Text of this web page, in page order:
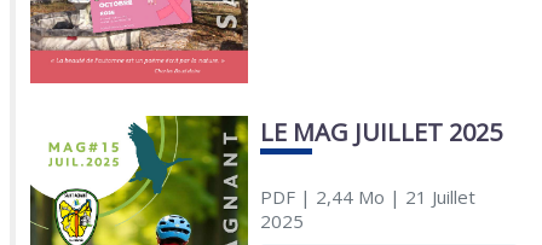
LE MAG JUILLET 2025
PDF| 2,44 Mo | 21 Juillet
2025